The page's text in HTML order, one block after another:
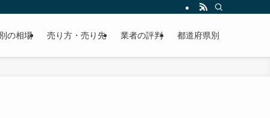
の相場 売り方・売り先 業者の評判 都道府県別